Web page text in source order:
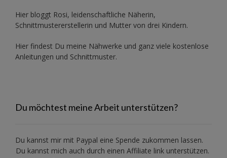
Hier bloggt Rosi, leidenschaftliche Näherin,
Schnittmustererstellerin und Mutter von drei Kindern.
Hier findest Du meine Nähwerke und ganz viele kostenlose
Anleitungen und Schnittmuster.
Du möchtest meine Arbeit unterstützen?
Du kannst mir mit Paypal eine Spende zukommen lassen.
Du kannst mich auch durch einen Affiliate link unterstützen.